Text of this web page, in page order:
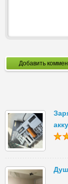
Добавить